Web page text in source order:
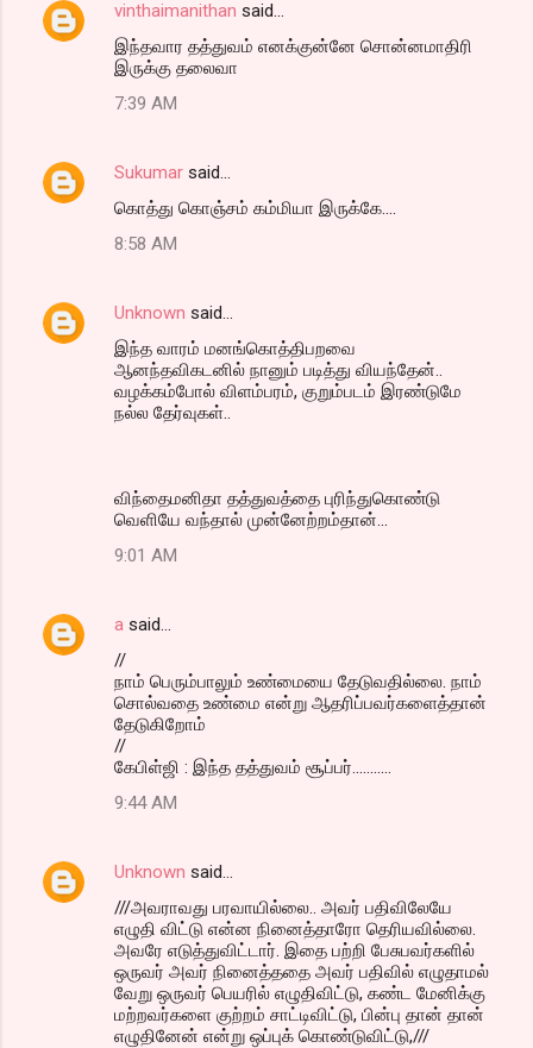
vinthaimanithan said…
இந்தவார தத்துவம் எனக்குன்னே சொன்னமாதிரி
இருக்கு தலைவா
7:39 AM
Sukumar said…
கொத்து கொஞ்சம் கம்மியா இருக்கே....
8:58 AM
Unknown said…
இந்த வாரம் மனங்கொத்திபறவை
ஆனந்தவிகடனில் நானும் படித்து வியந்தேன்..
வழக்கம்போல் விளம்பரம், குறும்படம் இரண்டுமே
நல்ல தேர்வுகள்..
விந்தைமனிதா தத்துவத்தை புரிந்துகொண்டு
வெளியே வந்தால் முன்னேற்றம்தான்...
9:01 AM
a said…
//
நாம் பெரும்பாலும் உண்மையை தேடுவதில்லை. நாம்
சொல்வதை உண்மை என்று ஆதரிப்பவர்களைத்தான்
தேடுகிறோம்
//
கேபிள்ஜி : இந்த தத்துவம் சூப்பர்...........
9:44 AM
Unknown said…
///அவராவது பரவாயில்லை.. அவர் பதிவிலேயே
எழுதி விட்டு என்ன நினைத்தாரோ தெரியவில்லை.
அவரே எடுத்துவிட்டார். இதை பற்றி பேசுபவர்களில்
ஒருவர் அவர் நினைத்ததை அவர் பதிவில் எழுதாமல்
வேறு ஒருவர் பெயரில் எழுதிவிட்டு, கண்ட மேனிக்கு
மற்றவர்களை குற்றம் சாட்டிவிட்டு, பின்பு தான் தான்
எழுதினேன் என்று ஒப்புக் கொண்டுவிட்டு,///